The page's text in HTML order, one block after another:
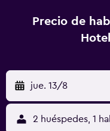
lluvia y artículos de
huéspedes pueden
hidromasaje. Se
y esparcimiento que se
instalaciones o cerca
aplique un recargo).
Precio de
jue. 13/8
2 huéspedes, 1